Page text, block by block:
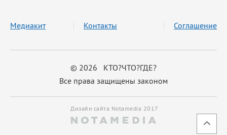
© 2026 КТО?ЧТО?ГДЕ?
Все права защищены законом
Медиакит Контакты Соглашение
Дизайн сайта Notamedia 2017